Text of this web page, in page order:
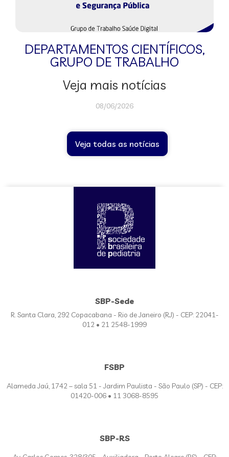
DEPARTAMENTOS CIENTÍFICOS,
GRUPO DE TRABALHO
Veja mais notícias
08/06/2026
Veja todas as notícias
SBP-Sede
R. Santa Clara, 292 Copacabana - Rio de Janeiro (RJ) - CEP: 22041-
012 • 21 2548-1999
FSBP
Alameda Jaú, 1742 – sala 51 - Jardim Paulista - São Paulo (SP) - CEP:
01420-006 • 11 3068-8595
SBP-RS